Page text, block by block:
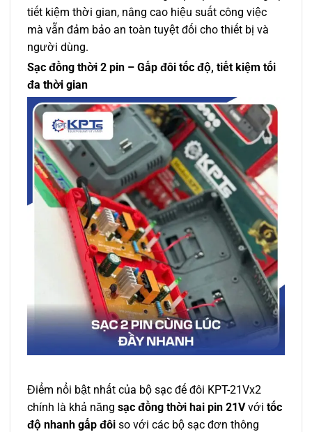
tiết kiệm thời gian, nâng cao hiệu suất công việc
mà vẫn đảm bảo an toàn tuyệt đối cho thiết bị và
người dùng.
Sạc đồng thời 2 pin – Gấp đôi tốc độ, tiết kiệm tối
đa thời gian
Điểm nổi bật nhất của bộ sạc đế đôi KPT-21Vx2
chính là khả năng sạc đồng thời hai pin 21Vvới tốc
độ nhanh gấp đôi so với các bộ sạc đơn thông